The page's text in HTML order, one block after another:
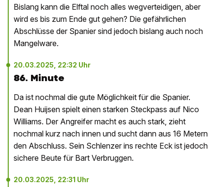
Bislang kann die Elftal noch alles wegverteidigen, aber
wird es bis zum Ende gut gehen? Die gefährlichen
Abschlüsse der Spanier sind jedoch bislang auch noch
Mangelware.
20.03.2025, 22:32 Uhr
86. Minute
Da ist nochmal die gute Möglichkeit für die Spanier.
Dean Huijsen spielt einen starken Steckpass auf Nico
Williams. Der Angreifer macht es auch stark, zieht
nochmal kurz nach innen und sucht dann aus 16 Metern
den Abschluss. Sein Schlenzer ins rechte Eck ist jedoch
sichere Beute für Bart Verbruggen.
20.03.2025, 22:31 Uhr